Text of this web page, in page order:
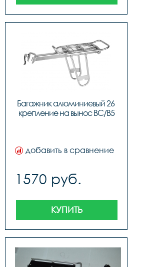
Багажник алюминиевый 26
крепление на вынос BC/B5
добавить в сравнение
1570 руб.
КУПИТЬ